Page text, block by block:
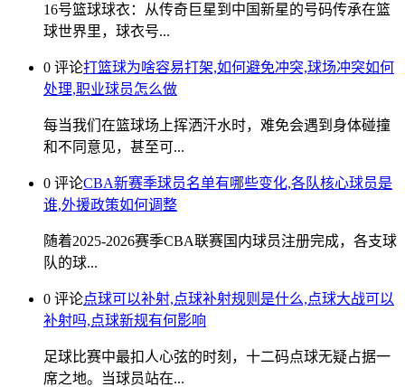
16号篮球球衣：从传奇巨星到中国新星的号码传承在篮
球世界里，球衣号...
0 评论打篮球为啥容易打架,如何避免冲突,球场冲突如何
处理,职业球员怎么做
每当我们在篮球场上挥洒汗水时，难免会遇到身体碰撞
和不同意见，甚至可...
0 评论CBA新赛季球员名单有哪些变化,各队核心球员是
谁,外援政策如何调整
随着2025-2026赛季CBA联赛国内球员注册完成，各支球
队的球...
0 评论点球可以补射,点球补射规则是什么,点球大战可以
补射吗,点球新规有何影响
足球比赛中最扣人心弦的时刻，十二码点球无疑占据一
席之地。当球员站在...